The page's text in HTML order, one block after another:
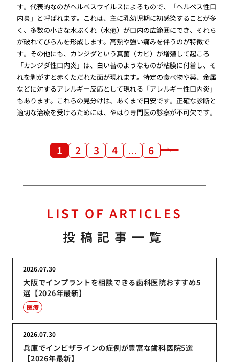
す。代表的なのがヘルペスウイルスによるもので、「ヘルペス性口
内炎」と呼ばれます。これは、主に乳幼児期に初感染することが多
く、多数の小さな水ぶくれ（水疱）が口内の広範囲にでき、それら
が破れてびらんを形成します。高熱や強い痛みを伴うのが特徴で
す。その他にも、カンジダという真菌（カビ）が増殖して起こる
「カンジダ性口内炎」は、白い苔のようなものが粘膜に付着し、そ
れを剥がすと赤くただれた面が現れます。特定の食べ物や薬、金属
などに対するアレルギー反応として現れる「アレルギー性口内炎」
もあります。これらの見分けは、あくまで目安です。正確な診断と
適切な治療を受けるためには、やはり専門医の診察が不可欠です。
1 2 3 4 … 6
LIST OF ARTICLES
投稿記事一覧
大阪でインプラントを相談できる歯科医院おすすめ5
選【2026年最新】
2026.07.30
医療
兵庫でインビザラインの症例が豊富な歯科医院5選
【2026年最新】
2026.07.30